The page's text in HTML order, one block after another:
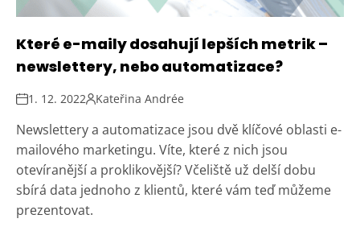
Které e-maily dosahují lepších metrik –
newslettery, nebo automatizace?
1. 12. 2022 Kateřina Andrée
Newslettery a automatizace jsou dvě klíčové oblasti e-
mailového marketingu. Víte, které z nich jsou
otevíranější a proklikovější? Včeliště už delší dobu
sbírá data jednoho z klientů, které vám teď můžeme
prezentovat.